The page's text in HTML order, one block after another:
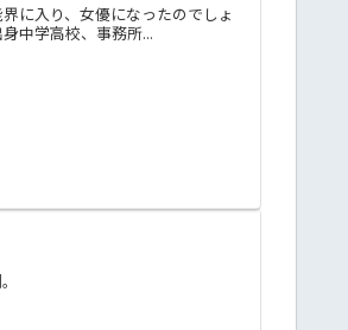
に入り、女優になったのでしょ
中学高校、事務所...